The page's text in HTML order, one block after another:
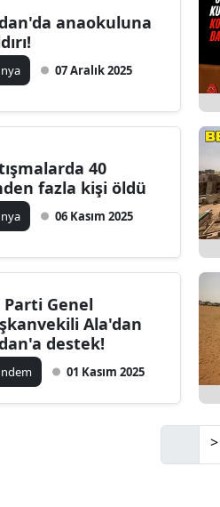
Elazığ
Eskişehir
Gaziantep
Giresun
Hakkari
Isparta
Mersin
anaokuluna
07 Aralık 2025
40
fazla kişi öldü
06 Kasım 2025
Parti Genel
Ala'dan
destek!
01 Kasım 2025
>